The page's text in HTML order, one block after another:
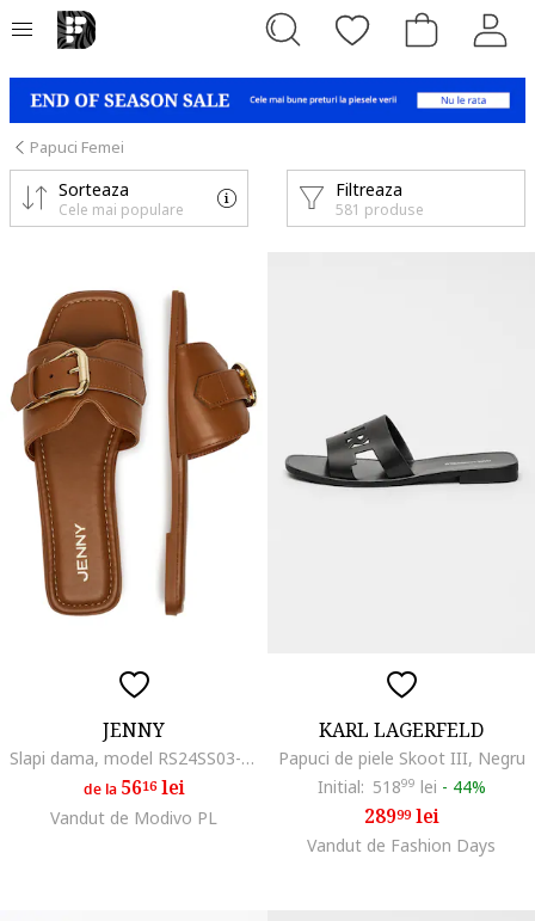
Papuci Femei
Filtreaza
581 produse
Sorteaza
Cele mai populare
JENNY
Slapi dama, model RS24SS03-160, culoare maro
de la 5616lei
Vandut de Modivo PL
KARL LAGERFELD
Papuci de piele Skoot III, Negru
Initial: 51899 lei - 44%
28999lei
Vandut de Fashion Days